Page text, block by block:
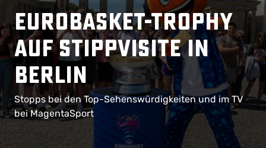
EuroBasket-Trophy
auf Stippvisite in
Berlin
Stopps bei den Top-Sehenswürdigkeiten und im TV
bei MagentaSport